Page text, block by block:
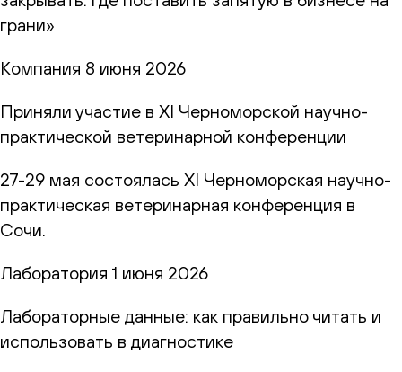
грани»
Компания 8 июня 2026
Приняли участие в XI Черноморской научно-
практической ветеринарной конференции
27-29 мая состоялась XI Черноморская научно-
практическая ветеринарная конференция в
Сочи.
Лаборатория 1 июня 2026
Лабораторные данные: как правильно читать и
использовать в диагностике